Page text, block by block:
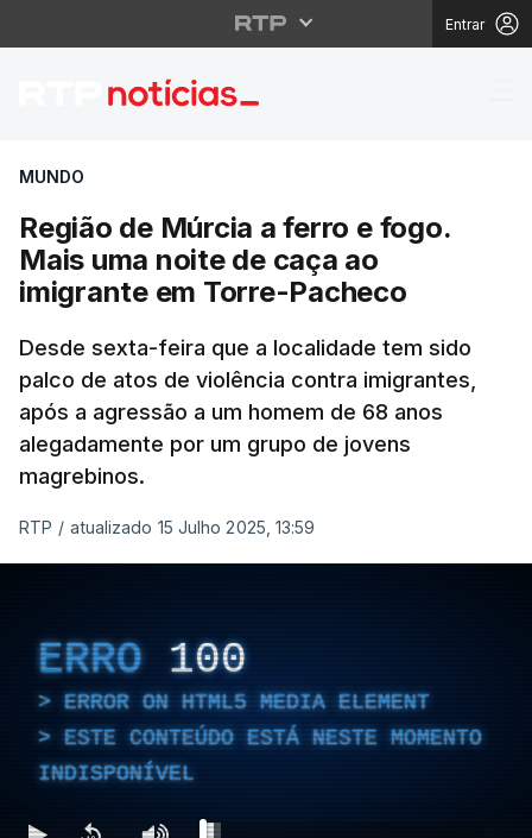
Entrar
Região de Múrcia a
MUNDO
Região de Múrcia a ferro e fogo.
Mais uma noite de caça ao
imigrante em Torre-Pacheco
Desde sexta-feira que a localidade tem sido
palco de atos de violência contra imigrantes,
após a agressão a um homem de 68 anos
alegadamente por um grupo de jovens
magrebinos.
RTP / atualizado 15 Julho 2025, 13:59
ERRO 100
ERROR ON HTML5 MEDIA ELEMENT
ESTE CONTEÚDO ESTÁ NESTE MOMENTO
INDISPONÍVEL